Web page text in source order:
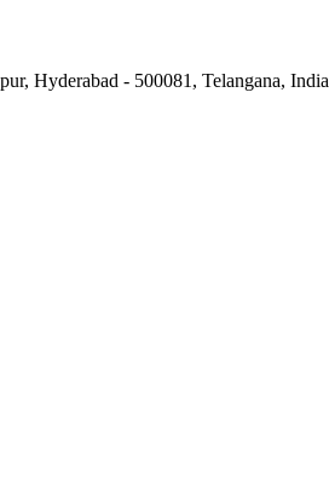
Hyderabad - 500081, Telangana, India